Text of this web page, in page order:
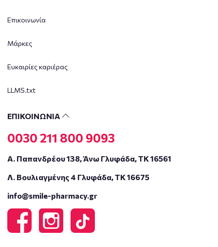
Επικοινωνία
Μάρκες
Ευκαιρίες καριέρας
LLMS.txt
ΕΠΙΚΟΙΝΩΝΙΑ
0030 211 800 9093
Α. Παπανδρέου 138, Άνω Γλυφάδα, ΤΚ 16561
Λ. Βουλιαγμένης 4 Γλυφάδα, ΤΚ 16675
info@smile-pharmacy.gr